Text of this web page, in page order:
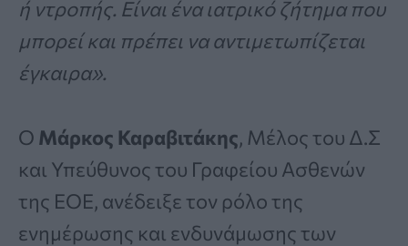
ή ντροπής. Είναι ένα ιατρικό ζήτημα που
μπορεί και πρέπει να αντιμετωπίζεται
έγκαιρα».
Ο Μάρκος Καραβιτάκης, Μέλος του Δ.Σ
και Υπεύθυνος του Γραφείου Ασθενών
της ΕΟΕ, ανέδειξε τον ρόλο της
ενημέρωσης και ενδυνάμωσης των